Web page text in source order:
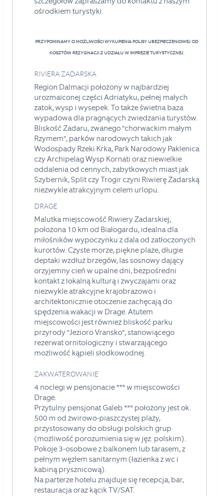
ośrodkiem turystyki.
PRZYPOMINAMY O MOŻLIWOŚCI WYKUPIENIA POLISY UBEZPIECZENIOWEJ OD
KOSZTÓW REZYGNACJI Z UDZIAŁU W IMPREZIE TURYSTYCZNEJ.
RIVIERA ZADARSKA
Region Dalmacji położony w najbardziej
urozmaiconej części Adriatyku, pełnej małych
zatok, wysp i wysepek. To także świetna baza
wypadowa dla pragnących zwiedzania turystów.
Bliskość Zadaru, zwanego "chorwackim małym
Rzymem", parków narodowych takich jak
Wodospady Rzeki Krka, Park Narodowy Paklenica
czy Archipelag Wysp Kornati oraz niewielkie
oddalenia od cennych, zabytkowych miast jak
Szybernik, Split czy Trogir czyni Riwierę Zadarską
niezwykle atrakcyjnym celem urlopu.
DRAGE
Malutka miejscowość Riwiery Zadarskiej,
położona 10 km od Białogardu, idealna dla
miłośników wypoczynku z dala od zatłoczonych
kurortów. Czyste morze, piękne plaże, długie
deptaki wzdłuż brzegów, las sosnowy dający
orzyjemny cień w upalne dni, bezpośredni
kontakt z lokalną kulturą i zwyczajami oraz
niezwykle atrakcyjne krajobrazowo i
architektonicznie otoczenie zachęcają do
spędzenia wakacji w Drage. Atutem
miejscowości jest również bliskość parku
przyrody "Jezioro Vransko", stanowiącego
rezerwat ornitologiczny i stwarzającego
możliwość kąpieli słodkowodnej.
ZAKWATEROWANIE
4 noclegi w pensjonacie *** w miejscowości
Drage.
Przytulny pensjonat Galeb *** położony jest ok.
500 m od żwirowo-piaszczystej plaży,
przystosowany do obsługi polskich grup
(możliwość porozumienia się w jęz. polskim).
Pokoje 3-osobowe z balkonem lub tarasem, z
pełnym węzłem sanitarnym (łazienka z wc i
kabiną prysznicową).
Na parterze hotelu znajduje się recepcja, bar,
restauracja oraz kącik TV/SAT.